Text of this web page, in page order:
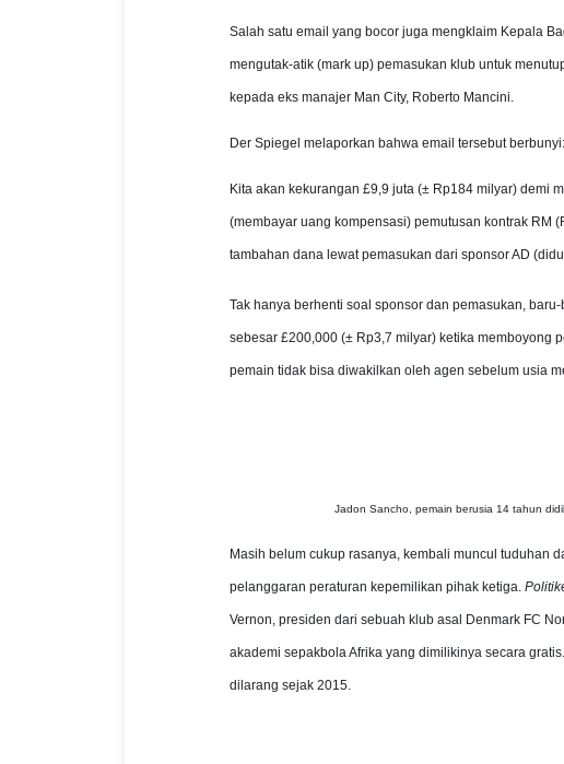
Salah satu email yang bocor juga mengklaim Kepala
mengutak-atik (mark up) pemasukan klub untuk
kepada eks manajer Man City, Roberto Mancini.
Der Spiegel melaporkan bahwa email tersebut berbunyi:
Kita akan kekurangan £9,9 juta (± Rp184 milyar) demi
(membayar uang kompensasi) pemutusan kontrak RM
tambahan dana lewat pemasukan dari sponsor AD
Tak hanya berhenti soal sponsor dan pemasukan,
sebesar £200,000 (± Rp3,7 milyar) ketika memboyong
pemain tidak bisa diwakilkan oleh agen sebelum usia
Jadon Sancho, pemain berusia 14 tahun
Masih belum cukup rasanya, kembali muncul tuduhan
pelanggaran peraturan kepemilikan pihak ketiga.
Vernon, presiden dari sebuah klub asal Denmark FC
akademi sepakbola Afrika yang dimilikinya secara
dilarang sejak 2015.